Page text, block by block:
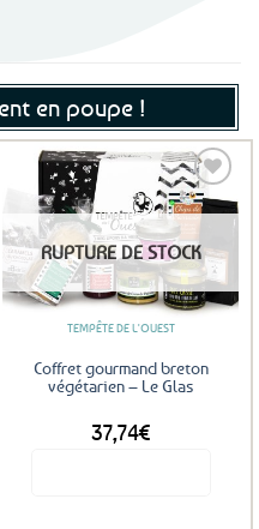
en poupe !
Ajouter
aux
favoris
RUPTURE DE STOCK
TEMPÊTE DE L'OUEST
Coffret gourmand breton
végétarien – Le Glas
37,74€